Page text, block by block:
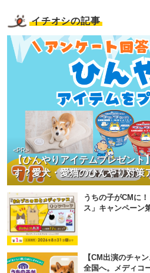
イチオシの記事
【ひんやりアイテムプレゼント
す？愛犬・愛猫のひんやり対策
<PR>
うちの子がCMに
ス」キャンペーン
【CM出演のチャ
全国へ。メディコ